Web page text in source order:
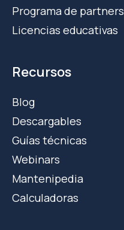
Programa de partners
Licencias educativas
Recursos
Blog
Descargables
Guías técnicas
Webinars
Mantenipedia
Calculadoras